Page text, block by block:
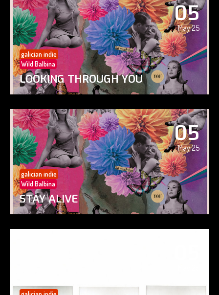
05
May 25
galician indie
Wild Balbina
LOOKING THROUGH YOU
05
May 25
galician indie
Wild Balbina
STAY ALIVE